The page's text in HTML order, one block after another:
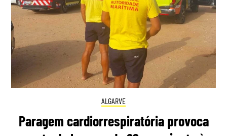
ALGARVE
Paragem cardiorrespiratória provoca